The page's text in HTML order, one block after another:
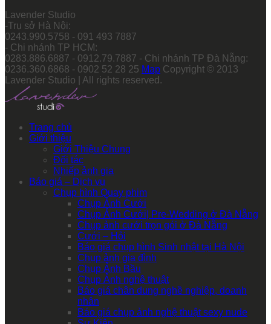
Lavender Studio
-Trụ sở Hà Nội:
0243.990.5758 - 091 493 7887
- Chi nhánh TP HCM:
0283.886.6887 - 0912.79.7887 - Chi nhánh TP Đà Nẵng:
0236.360.6868 - 0902 52 28 25 Map Copyright © 2013
Lavender Studio | All rights reserved.
Trang chủ
Giới thiệu
Giới Thiệu Chung
Đối tác
Nhiếp ảnh gia
Báo giá – Dịch vụ
Chụp hình Quay phim
Chụp Ảnh Cưới
Chụp Ảnh Cưới| Pre-Wedding ở Đà Nẵng
Chụp ảnh cưới trọn gói ở Đà Nẵng
Cưới – Hỏi
Báo giá chụp hình Sinh nhật tại Hà Nội
Chụp ảnh gia đình
Chụp Ảnh Bầu
Chụp Ảnh nghệ thuật
Báo giá chân dung nghề nghiệp, doanh
nhân
Báo giá chụp ảnh nghệ thuật sexy nude